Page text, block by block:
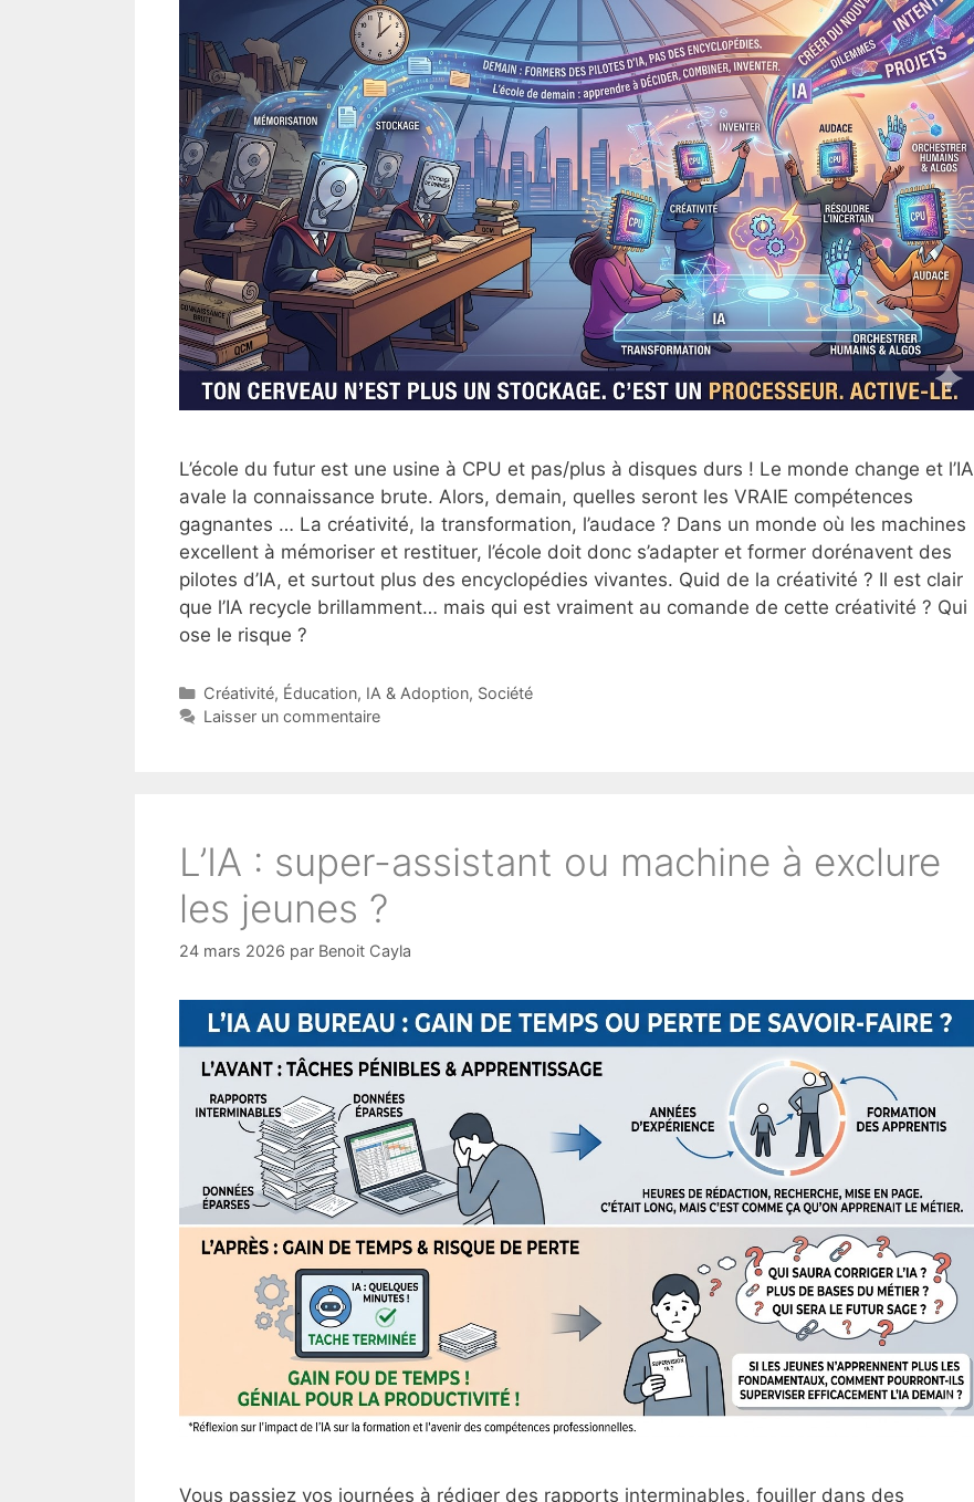
L’école du futur est une usine à CPU et pas/plus à disques durs ! Le monde change et l’IA
avale la connaissance brute. Alors, demain, quelles seront les VRAIE compétences
gagnantes … La créativité, la transformation, l’audace ? Dans un monde où les machines
excellent à mémoriser et restituer, l’école doit donc s’adapter et former dorénavent des
pilotes d’IA, et surtout plus des encyclopédies vivantes. Quid de la créativité ? Il est clair
que l’IA recycle brillamment… mais qui est vraiment au comande de cette créativité ? Qui
ose le risque ?
Catégories
Créativité, Éducation, IA & Adoption, Société
Laisser un commentaire
L’IA : super-assistant ou machine à exclure
les jeunes ?
24 mars 2026 par Benoit Cayla
Vous passiez vos journées à rédiger des rapports interminables, fouiller dans des